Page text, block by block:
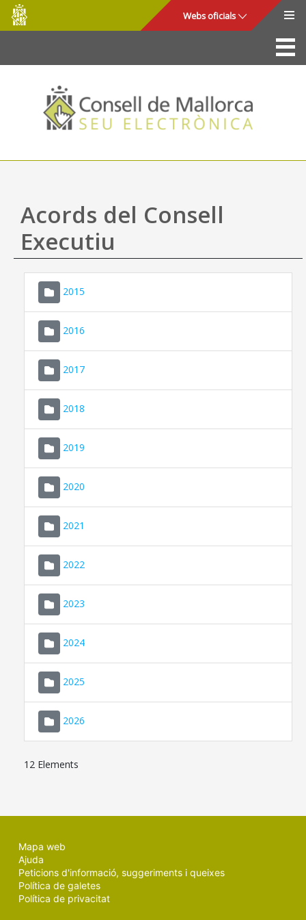
Salta al contingut principal
Consell
de
Mallorca
Webs oficials
La Seu
Consell de Mallorca
Accés i seguretat
Utilitats
Ajuda
Acords del Consell
Executiu
2015
2016
2017
2018
2019
2020
2021
2022
2023
2024
2025
2026
12 Elements
Mapa web
Ajuda
Peticions d'informació, suggeriments i queixes
Política de galetes
Política de privacitat